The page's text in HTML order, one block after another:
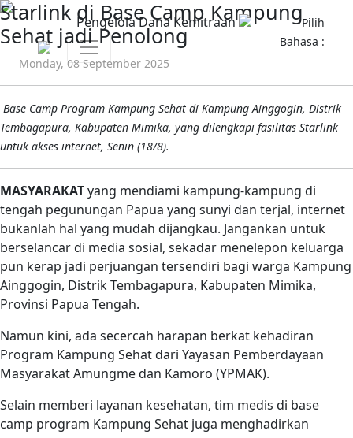
Pengelola Dana Kemitraan
Pilih
Bahasa :
Starlink di Base Camp Kampung
Sehat jadi Penolong
Monday, 08 September 2025
Base Camp Program Kampung Sehat di Kampung Ainggogin, Distrik
Tembagapura, Kabupaten Mimika, yang dilengkapi fasilitas Starlink
untuk akses internet, Senin (18/8).
MASYARAKATyang mendiami kampung-kampung di
tengah pegunungan Papua yang sunyi dan terjal, internet
bukanlah hal yang mudah dijangkau. Jangankan untuk
berselancar di media sosial, sekadar menelepon keluarga
pun ke­rap­ jadi perjuangan tersendiri bagi warga Kampung
Ainggogin, Distrik Tembagapura, Kabupaten Mimika,
Provinsi Papua Tengah.
Namun kini, ada secercah harapan berkat kehadiran
Program Kampung Sehat dari Yayasan Pemberdayaan
Masyarakat Amungme dan Kamoro (YPMAK).
Selain memberi layanan kesehatan, tim medis di base
camp program Kampung Sehat juga menghadirkan